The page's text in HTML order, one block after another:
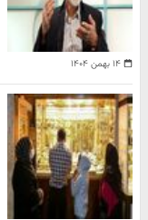
۱۴ بهمن ۱۴۰۴